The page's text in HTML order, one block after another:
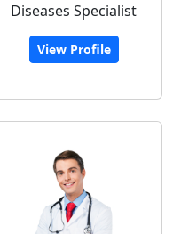
Diseases Specialist
View Profile